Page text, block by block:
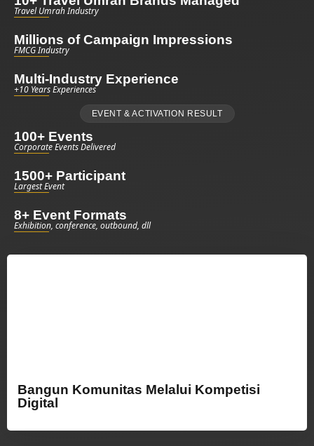
Travel Umrah Industry
Millions of Campaign Impressions
FMCG Industry
Multi-Industry Experience
+10 Years Experiences
EVENT & ACTIVATION RESULT
100+ Events
Corporate Events Delivered
1500+ Participant
Largest Event
8+ Event Formats
Exhibition, conference, outbound, dll
Bangun Komunitas Melalui Kompetisi
Digital